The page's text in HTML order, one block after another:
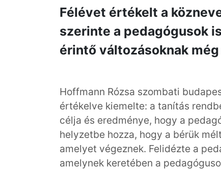
Félévet értékelt a
szerinte a pedagógusok
érintő változásoknak
Hoffmann Rózsa szombati
értékelve kiemelte: a tanítás
célja és eredménye, hogy a
helyzetbe hozza, hogy a bérük
amelyet végeznek. Felidézte a
amelynek keretében a